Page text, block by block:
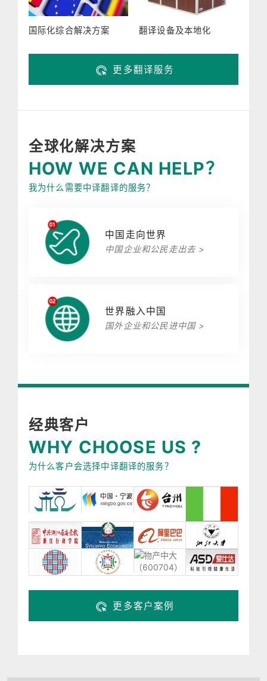
国际化综合解决方案 翻译设备及本地化
更多翻译服务
全球化解决方案
HOW WE CAN HELP？
我为什么需要中译翻译的服务？
中国走向世界
中国企业和公民走出去 >
世界融入中国
国外企业和公民进中国 >
经典客户
WHY CHOOSE US ?
为什么客户会选择中译翻译的服务？
更多客户案例